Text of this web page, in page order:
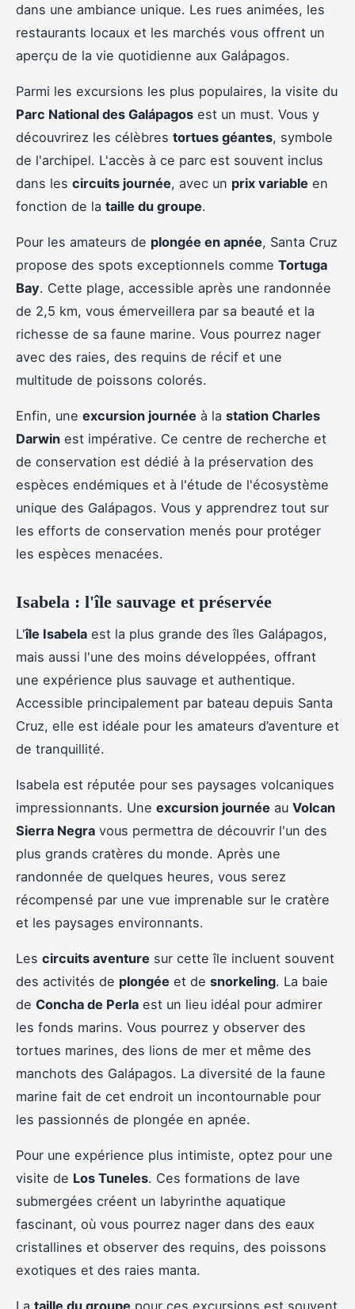
dans une ambiance unique. Les rues animées, les
restaurants locaux et les marchés vous offrent un
aperçu de la vie quotidienne aux Galápagos.
Parmi les excursions les plus populaires, la visite du
Parc National des Galápagos est un must. Vous y
découvrirez les célèbres tortues géantes, symbole
de l'archipel. L'accès à ce parc est souvent inclus
dans les circuits journée, avec un prix variable en
fonction de la taille du groupe.
Pour les amateurs de plongée en apnée, Santa Cruz
propose des spots exceptionnels comme Tortuga
Bay. Cette plage, accessible après une randonnée
de 2,5 km, vous émerveillera par sa beauté et la
richesse de sa faune marine. Vous pourrez nager
avec des raies, des requins de récif et une
multitude de poissons colorés.
Enfin, une excursion journée à la station Charles
Darwin est impérative. Ce centre de recherche et
de conservation est dédié à la préservation des
espèces endémiques et à l'étude de l'écosystème
unique des Galápagos. Vous y apprendrez tout sur
les efforts de conservation menés pour protéger
les espèces menacées.
Isabela : l'île sauvage et préservée
L'île Isabela est la plus grande des îles Galápagos,
mais aussi l'une des moins développées, offrant
une expérience plus sauvage et authentique.
Accessible principalement par bateau depuis Santa
Cruz, elle est idéale pour les amateurs d’aventure et
de tranquillité.
Isabela est réputée pour ses paysages volcaniques
impressionnants. Une excursion journée au Volcan
Sierra Negra vous permettra de découvrir l'un des
plus grands cratères du monde. Après une
randonnée de quelques heures, vous serez
récompensé par une vue imprenable sur le cratère
et les paysages environnants.
Les circuits aventure sur cette île incluent souvent
des activités de plongée et de snorkeling. La baie
de Concha de Perla est un lieu idéal pour admirer
les fonds marins. Vous pourrez y observer des
tortues marines, des lions de mer et même des
manchots des Galápagos. La diversité de la faune
marine fait de cet endroit un incontournable pour
les passionnés de plongée en apnée.
Pour une expérience plus intimiste, optez pour une
visite de Los Tuneles. Ces formations de lave
submergées créent un labyrinthe aquatique
fascinant, où vous pourrez nager dans des eaux
cristallines et observer des requins, des poissons
exotiques et des raies manta.